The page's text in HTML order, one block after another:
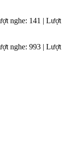
nghe: 141 | Lượt
nghe: 993 | Lượt